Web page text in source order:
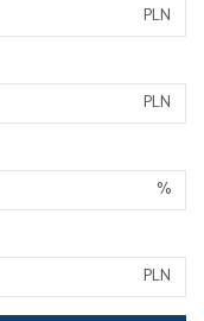
PLN
PLN
%
PLN